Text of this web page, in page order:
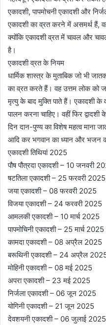
एकादशी, पापमोचनी एकादशी और
एकादशी का व्रत करने में असमर्थ हैं,
क्योंकि एकादशी व्रत में चावल और
है।
एकादशी व्रत के नियम
धार्मिक शास्त्र के मुताबिक जो भी
का व्रत करते हैं। वह उत्तम लोक को
मृत्यु के बाद मुक्ति पाते हैं। एकादशी
पालन करना चाहिए। वहीं फिर
दिन दान-पुण्य का विशेष महत्व माना
आदि कर भगवान का ध्यान और भजन
एकादशी तिथियां 2025
पौष पौत्रदा एकादशी – 10 जनवरी
षटतिला एकादशी – 25 फरवरी 2025
जया एकादशी – 08 फरवरी 2025
विजया एकादशी – 24 फरवरी 2025
आमलकी एकादशी – 10 मार्च 2025
पापमोचिनी एकादशी – 25 मार्च 2025
कामदा एकादशी – 08 अप्रैल 2025
बरूथिनी एकादशी – 24 अप्रैल
मोहिनी एकादशी – 08 मई 2025
अपरा एकादशी – 23 मई 2025
निर्जला एकादशी – 06 जून 2025
योगिनी एकादशी – 21 जून 2025
देवशयनी एकादशी – 06 जुलाई 2025